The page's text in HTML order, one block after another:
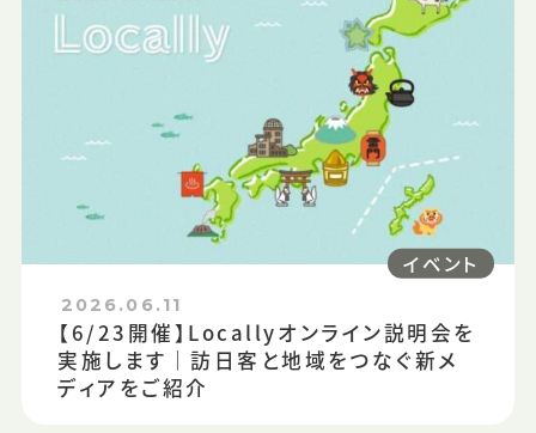
イベント
2026.06.11
【6/23開催】Locallyオンライン説明会を
実施します｜訪日客と地域をつなぐ新メ
ディアをご紹介